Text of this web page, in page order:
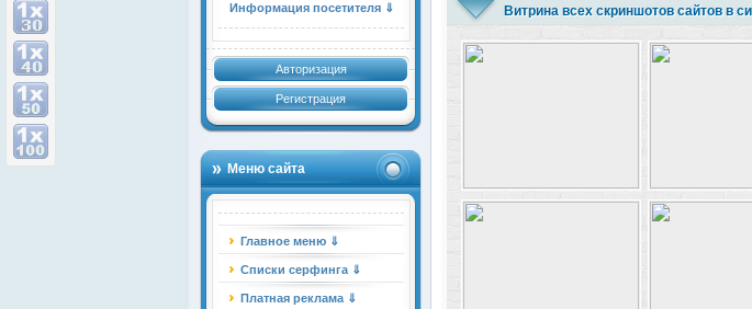
Информация посетителя ⇓
Авторизация
Регистрация
Меню сайта
Главное меню ⇓
Списки серфинга ⇓
Платная реклама ⇓
Витрина всех скриншотов сайтов в